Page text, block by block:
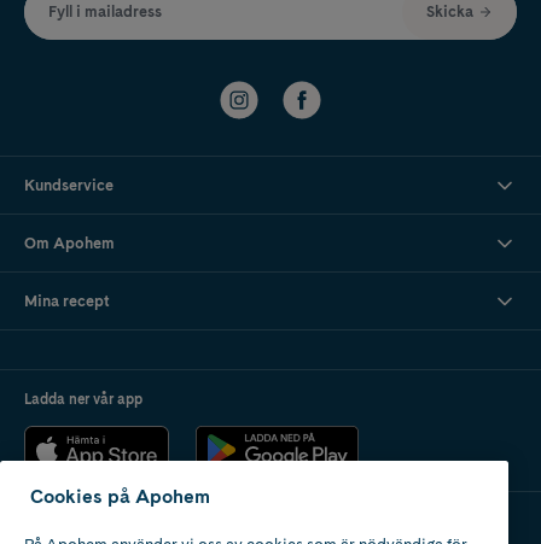
Fyll i mailadress Skicka
Kundservice
Om Apohem
Mina recept
Ladda ner vår app
Cookies på Apohem